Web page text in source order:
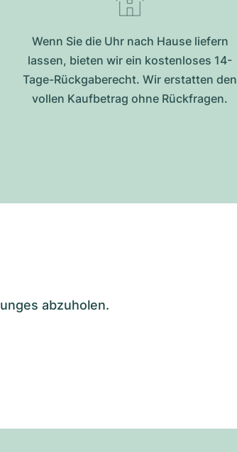
Wenn Sie die Uhr nach Hause liefern
lassen, bieten wir ein kostenloses 14-
Tage-Rückgaberecht. Wir erstatten den
vollen Kaufbetrag ohne Rückfragen.
abzuholen.